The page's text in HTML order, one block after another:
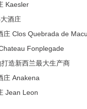
Kaesler
酒庄
庄 Clos Quebrada de
Fonplegade
打造新西兰最大生产商
庄 Anakena
Jean Leon